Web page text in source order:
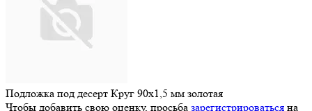
Подложка под десерт Круг 90х1,5 мм золотая
Чтобы добавить свою оценку, просьба зарегистрироваться на